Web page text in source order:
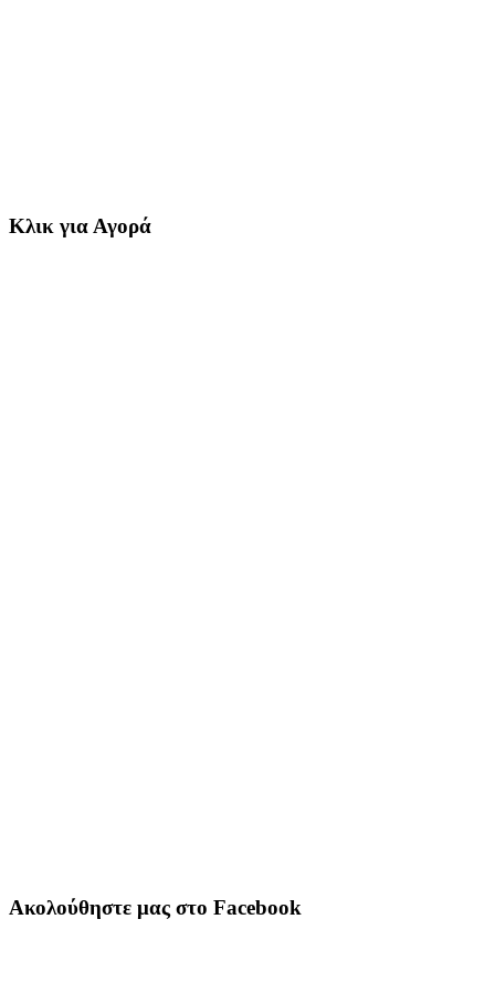
Κλικ για Αγορά
Ακολούθηστε μας στο Facebook